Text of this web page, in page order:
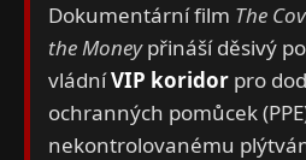
Dokumentární film The
the Moneypřináší děsivý
vládníVIP koridor pro
ochranných pomůcek
nekontrolovanému